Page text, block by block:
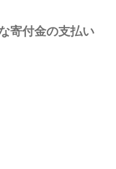
寄付金の支払い